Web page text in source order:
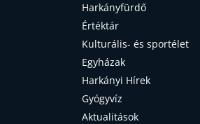
Harkányfürdő
Értéktár
Kulturális- és sportélet
Egyházak
Harkányi Hírek
Gyógyvíz
Aktualitások